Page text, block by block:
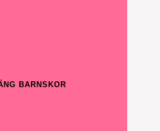
BARNSKOR